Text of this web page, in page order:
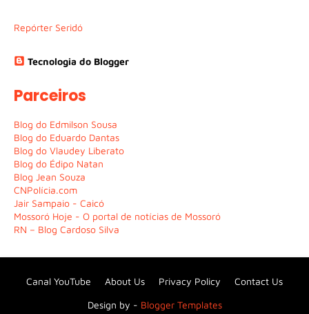
Repórter Seridó
Tecnologia do Blogger
Parceiros
Blog do Edmilson Sousa
Blog do Eduardo Dantas
Blog do Vlaudey Liberato
Blog do Édipo Natan
Blog Jean Souza
CNPolícia.com
Jair Sampaio - Caicó
Mossoró Hoje - O portal de notícias de Mossoró
RN – Blog Cardoso Silva
Design by - Blogger Templates
Canal YouTube About Us Privacy Policy Contact Us